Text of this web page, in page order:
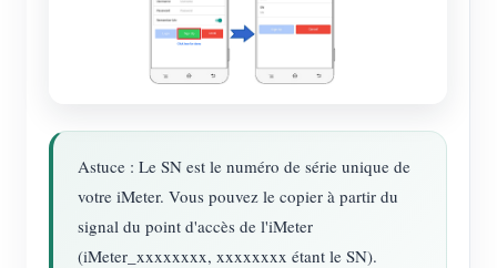
Astuce : Le SN est le numéro de série unique de
votre iMeter. Vous pouvez le copier à partir du
signal du point d'accès de l'iMeter
(iMeter_xxxxxxxx, xxxxxxxx étant le SN).